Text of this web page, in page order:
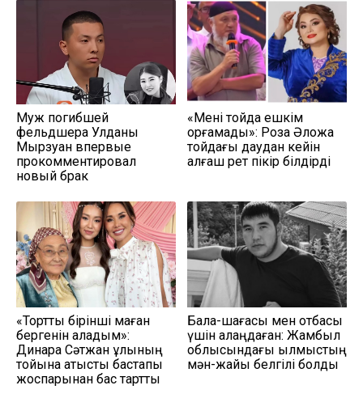
Муж погибшей
фельдшера Улданы
Мырзуан впервые
прокомментировал
новый брак
«Мені тойда ешкім
қорғамады»: Роза Әлқожа
тойдағы даудан кейін
алғаш рет пікір білдірді
«Тортты бірінші маған
бергенін қаладым»:
Динара Сәтжан ұлының
тойына қатысты бастапқы
жоспарынан бас тартты
Бала-шағасы мен отбасы
үшін алаңдаған: Жамбыл
облысындағы қылмыстың
мән-жайы белгілі болды